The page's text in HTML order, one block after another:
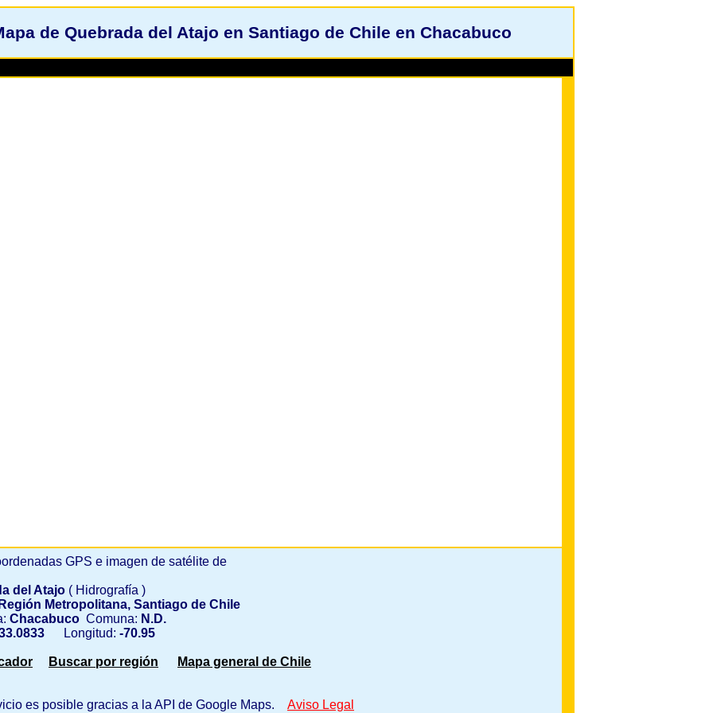
de Quebrada del Atajo en Santiago de Chile en Chacabuco
GPS e imagen de satélite de
del Atajo ( Hidrografía )
Metropolitana, Santiago de Chile
Chacabuco Comuna: N.D.
Longitud: -70.95
Buscar por región Mapa general de Chile
es posible gracias a la API de Google Maps. Aviso Legal